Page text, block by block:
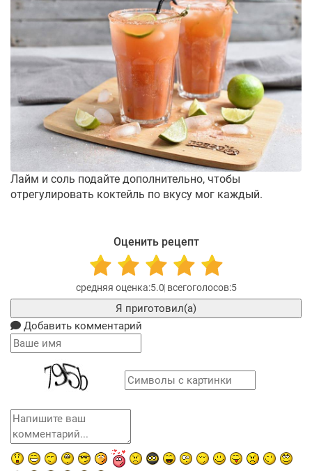
Лайм и соль подайте дополнительно, чтобы
отрегулировать коктейль по вкусу мог каждый.
Оценить рецепт
5.0 5
Я приготовил(а)
Добавить комментарий